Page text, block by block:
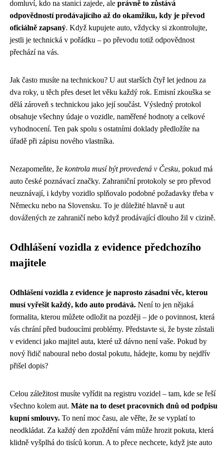
domluví, kdo na stanici zajede, ale právně to zůstává
odpovědností prodávajícího až do okamžiku, kdy je převod
oficiálně zapsaný. Když kupujete auto, vždycky si zkontrolujte,
jestli je technická v pořádku – po převodu totiž odpovědnost
přechází na vás.
Jak často musíte na technickou? U aut starších čtyř let jednou za
dva roky, u těch přes deset let věku každý rok. Emisní zkouška se
dělá zároveň s technickou jako její součást. Výsledný protokol
obsahuje všechny údaje o vozidle, naměřené hodnoty a celkové
vyhodnocení. Ten pak spolu s ostatními doklady předložíte na
úřadě při zápisu nového vlastníka.
Nezapomeňte, že kontrola musí být provedená v Česku, pokud má
auto české poznávací značky. Zahraniční protokoly se pro převod
neuznávají, i kdyby vozidlo splňovalo podobné požadavky třeba v
Německu nebo na Slovensku. To je důležité hlavně u aut
dovážených ze zahraničí nebo když prodávající dlouho žil v cizině.
Odhlášení vozidla z evidence předchozího
majitele
Odhlášení vozidla z evidence je naprosto zásadní věc, kterou
musí vyřešit každý, kdo auto prodává. Není to jen nějaká
formalita, kterou můžete odložit na později – jde o povinnost, která
vás chrání před budoucími problémy. Představte si, že byste zůstali
v evidenci jako majitel auta, které už dávno není vaše. Pokud by
nový řidič naboural nebo dostal pokutu, hádejte, komu by nejdřív
přišel dopis?
Celou záležitost musíte vyřídit na registru vozidel – tam, kde se řeší
všechno kolem aut. Máte na to deset pracovních dnů od podpisu
kupní smlouvy. To není moc času, ale věřte, že se vyplatí to
neodkládat. Za každý den zpoždění vám může hrozit pokuta, která
klidně vyšplhá do tisíců korun. A to přece nechcete, když jste auto